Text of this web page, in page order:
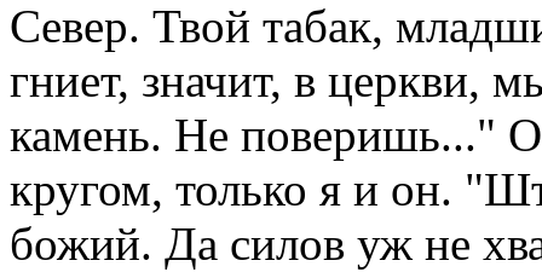
Север. Твой табак,
гниет, значит, в церкви,
камень. Не поверишь..."
кругом, только я и он.
божий. Да силов уж не